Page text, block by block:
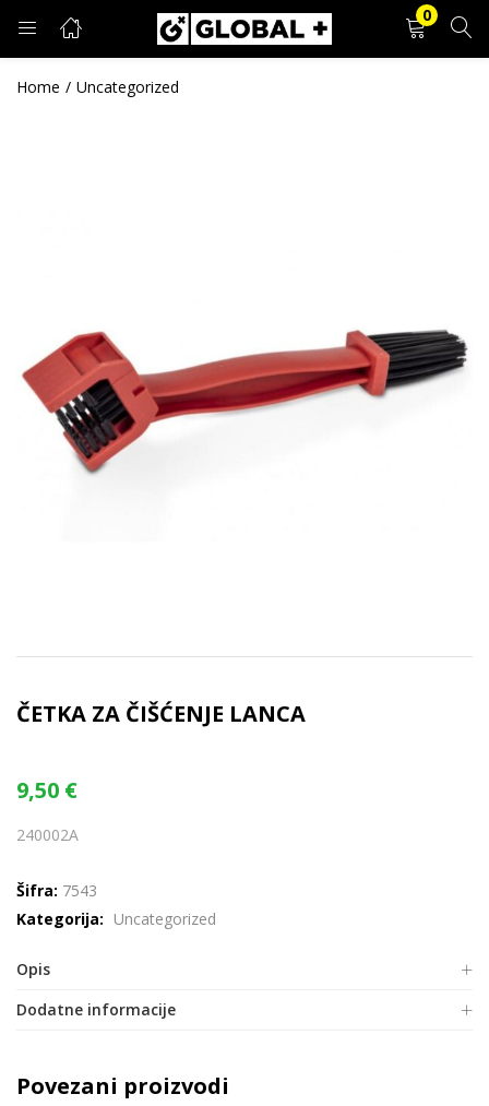
0
PRIJAVA REGISTRACIJA
Prijava
Zaboravljena lozinka?
Home Uncategorized
ČETKA ZA ČIŠĆENJE LANCA
9,50 €
240002A
Šifra: 7543
Kategorija: Uncategorized
Opis
Dodatne informacije
Povezani proizvodi